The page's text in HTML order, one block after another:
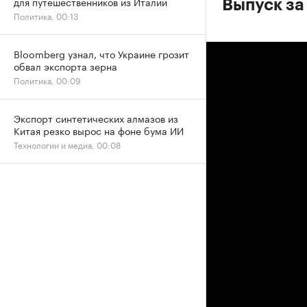
Выпуск
Политика, 00:13
Bloomberg узнал, что Украине грозит
обвал экспорта зерна
Политика, 00:09
Экспорт синтетических алмазов из
Китая резко вырос на фоне бума ИИ
Технологии и медиа, 00:08